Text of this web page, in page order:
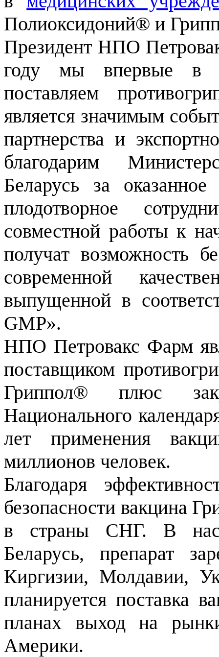
Полиоксидоний® и
Президент НПО
году мы впервые в
поставляем
является значимым
партнерства и
благодарим
Беларусь за
плодотворное
совместной работы к
получат возможность
современной
выпущенной в
GMP».
НПО Петровакс Фарм
поставщиком
Гриппол® плюс
Национального
лет применения
миллионов человек.
Благодаря
безопасности вакцина
в страны СНГ. В
Беларусь, препарат
Киргизии, Молдавии,
планируется поставка
планах выход на
Америки.